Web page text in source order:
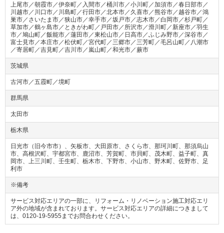
上尾市／朝霞市／伊奈町／入間市／桶川市／小川町／加須市／春日部市／
川越市／川口市／川島町／行田市／北本市／久喜市／熊谷市／越谷市／鴻
巣市／さいたま市／狭山市／幸手市／坂戸市／志木市／白岡市／杉戸町／
草加市／鶴ヶ島市／ときがわ町／戸田市／所沢市／滑川町／新座市／羽生
市／鳩山町／飯能市／蓮田市／東松山市／日高市／ふじみ野市／深谷市／
富士見市／本庄市／松伏町／宮代町／三郷市／三芳町／毛呂山町／八潮市
／寄居町／吉見町／吉川市／嵐山町／和光市／蕨市
茨城県
古河市／五霞町／境町
群馬県
太田市
栃木県
日光市（旧今市市）、矢板市、大田原市、さくら市、那珂川町、那須烏山
市、高根沢町、宇都宮市、鹿沼市、芳賀町、市貝町、茂木町、益子町、真
岡市、上三川町、壬生町、栃木市、下野市、小山市、野木町、佐野市、足
利市
※備考
サービス対応エリアの一部に、リフォーム・リノベーション施工対応エリ
ア外の地域が含まれております。サービス対応エリアの詳細につきまして
は、0120-19-5955までお問合わせください。